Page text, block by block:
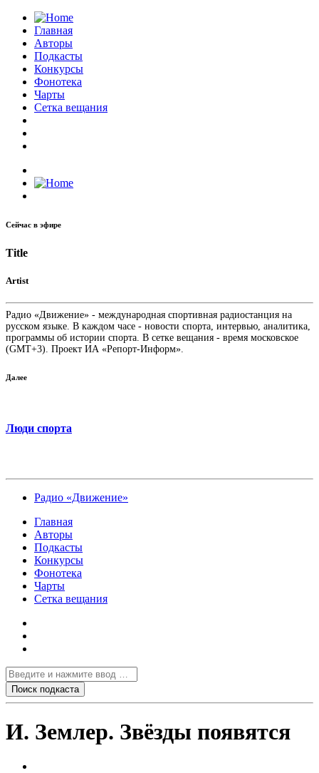
Главная
Авторы
Подкасты
Конкурсы
Фонотека
Чарты
Сетка вещания
Сейчас в эфире
Title
Artist
Радио «Движение» - международная спортивная радиостанция на
русском языке. В каждом часе - новости спорта, интервью, аналитика,
программы об истории спорта. В сетке вещания - время московское
(GMT+3). Проект ИА «Репорт-Информ».
Далее
Люди спорта
Радио «Движение»
Главная
Авторы
Подкасты
Конкурсы
Фонотека
Чарты
Сетка вещания
И. Землер. Звёзды появятся